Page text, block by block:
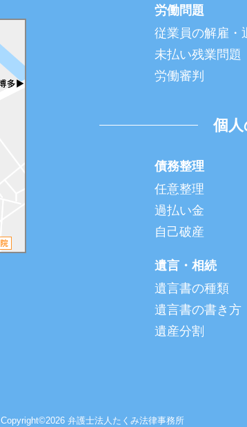
労働問題
従業員の解雇・
未払い残業問題
労働審判
個
債務整理
任意整理
過払い金
自己破産
遺言・相続
遺言書の種類
遺言書の書き方
遺産分割
Copyright©2026 弁護士法人たくみ法律事務所